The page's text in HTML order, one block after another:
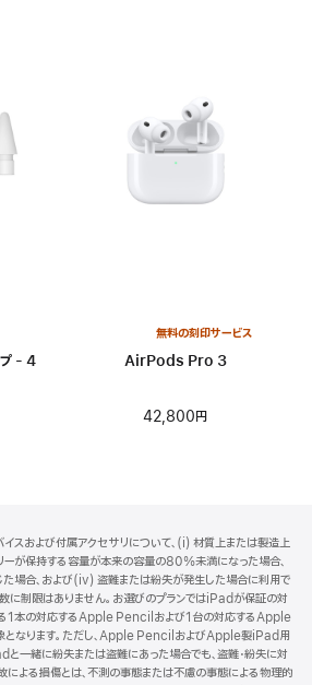
- 4
無料の刻印サービス
AirPods Pro 3
42,800円
イスおよび付属アクセサリについて、(i) 材質上または製造上
ーが保持する容量が本来の容量の80%未満になった場合、
場合、および(iv) 盗難または紛失が発生した場合に利用で
に制限はありません。お選びのプランではiPadが保証の対
る1本の対応するApple Pencilおよび1台の対応するApple
となります。ただし、Apple PencilおよびApple製iPad用
と一緒に紛失または盗難にあった場合でも、盗難・紛失に対
による損傷とは、不測の事態または不慮の事態による物理的